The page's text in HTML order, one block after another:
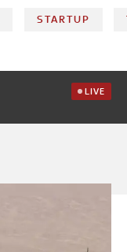
STARTUP
LIVE